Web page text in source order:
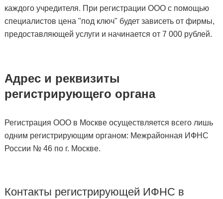
каждого учредителя. При регистрации ООО с помощью
специалистов цена "под ключ" будет зависеть от фирмы,
предоставляющей услуги и начинается от 7 000 рублей.
Адрес и реквизиты
регистрирующего органа
Регистрация ООО в Москве осуществляется всего лишь
одним регистрирующим органом: Межрайонная ИФНС
России № 46 по г. Москве.
Контакты регистрирующей ИФНС в